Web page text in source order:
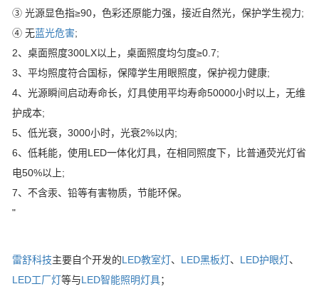
③ 光源显色指≥90，色彩还原能力强，接近自然光，保护学生视力;
④ 无蓝光危害;
2、桌面照度300LX以上，桌面照度均匀度≥0.7;
3、平均照度符合国标，保障学生用眼照度，保护视力健康;
4、光源瞬间启动寿命长，灯具使用平均寿命50000小时以上，无维
护成本;
5、低光衰，3000小时，光衰2%以内;
6、低耗能，使用LED一体化灯具，在相同照度下，比普通荧光灯省
电50%以上;
7、不含汞、铅等有害物质，节能环保。
"
雷舒科技主要自个开发的LED教室灯、 LED黑板灯、 LED护眼灯、
LED工厂灯等与LED智能照明灯具；